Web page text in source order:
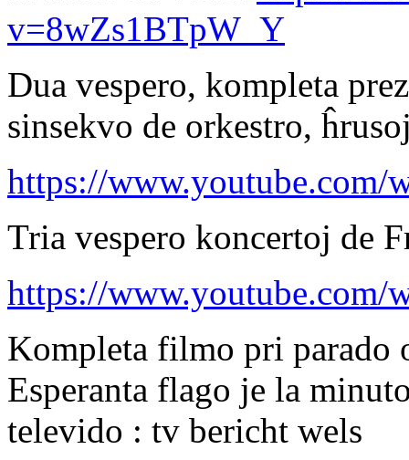
v=8wZs1BTpW_Y
Dua vespero, kompleta
sinsekvo de orkestro,
https://www.youtube.com/
Tria vespero koncertoj de
https://www.youtube.com/
Kompleta filmo pri parado
Esperanta flago je la
televido : tv bericht wels